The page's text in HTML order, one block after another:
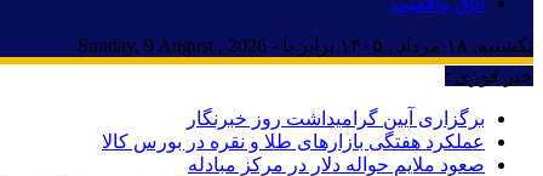
یکشنبه, ۱۸ مرداد , ۱۴۰۵ برابر با - Sunday, 9 August , 2026
خبر فوری :
برگزاری آیین گرامیداشت روز خبرنگار
عملکرد هفتگی بازارهای طلا و نقره در بورس کالا
صعود ملایم حواله دلار در مرکز مبادله